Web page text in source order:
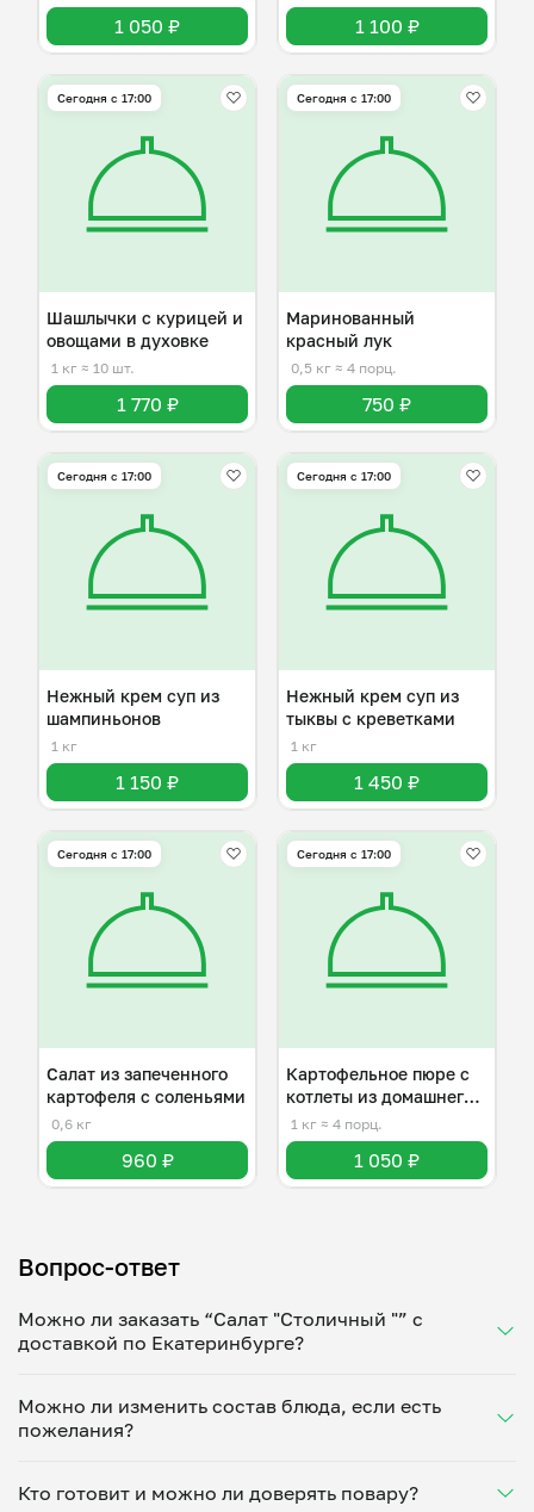
1 050 ₽ 1 100 ₽
Сегодня с 17:00
Шашлычки с курицей и
овощами в духовке
1 кг ≈ 10 шт.
1 770 ₽
Сегодня с 17:00
Маринованный
красный лук
0,5 кг ≈ 4 порц.
750 ₽
Сегодня с 17:00
Нежный крем суп из
шампиньонов
1 кг
1 150 ₽
Сегодня с 17:00
Нежный крем суп из
тыквы с креветками
1 кг
1 450 ₽
Сегодня с 17:00
Салат из запеченного
картофеля с соленьями
0,6 кг
960 ₽
Сегодня с 17:00
Картофельное пюре с
котлеты из домашнего
фарша
1 кг ≈ 4 порц.
1 050 ₽
Вопрос-ответ
Можно ли заказать “Салат "Столичный "” с
доставкой по Екатеринбурге?
Укажите удобное время — и получите свежее
домашнее блюдо в большой порции прямо с плиты.
минут. Статус заказа отслеживайте в личном
кабинете, а с поваром можно связаться напрямую в
Можно ли изменить состав блюда, если есть
пожелания?
под ваши предпочтения: уберет специи, снизит
Кто готовит и можно ли доверять повару?